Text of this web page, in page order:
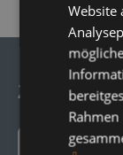
Zu diesem
Website